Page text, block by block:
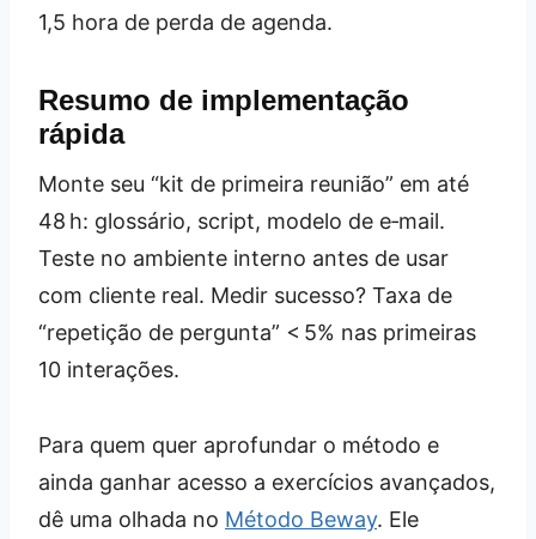
1,5 hora de perda de agenda.
Resumo de implementação
rápida
Monte seu “kit de primeira reunião” em até
48 h: glossário, script, modelo de e‑mail.
Teste no ambiente interno antes de usar
com cliente real. Medir sucesso? Taxa de
“repetição de pergunta” < 5% nas primeiras
10 interações.
Para quem quer aprofundar o método e
ainda ganhar acesso a exercícios avançados,
dê uma olhada no Método Beway. Ele